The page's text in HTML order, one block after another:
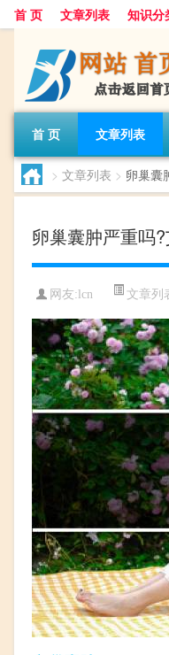
首 页 文章列表 知识分
首 页 文章列表
> 文章列表 > 卵巢囊
卵巢囊肿严重吗
网友: lcn 文章列